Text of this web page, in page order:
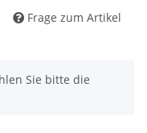
Frage zum Artikel
Sie bitte die